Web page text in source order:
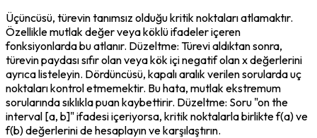
Üçüncüsü, türevin tanımsız olduğu kritik noktaları atlamaktır.
Özellikle mutlak değer veya köklü ifadeler içeren
fonksiyonlarda bu atlanır. Düzeltme: Türevi aldıktan sonra,
türevin paydası sıfır olan veya kök içi negatif olan x değerlerini
ayrıca listeleyin. Dördüncüsü, kapalı aralık verilen sorularda uç
noktaları kontrol etmemektir. Bu hata, mutlak ekstremum
sorularında sıklıkla puan kaybettirir. Düzeltme: Soru "on the
interval [a, b]" ifadesi içeriyorsa, kritik noktalarla birlikte f(a) ve
f(b) değerlerini de hesaplayın ve karşılaştırın.